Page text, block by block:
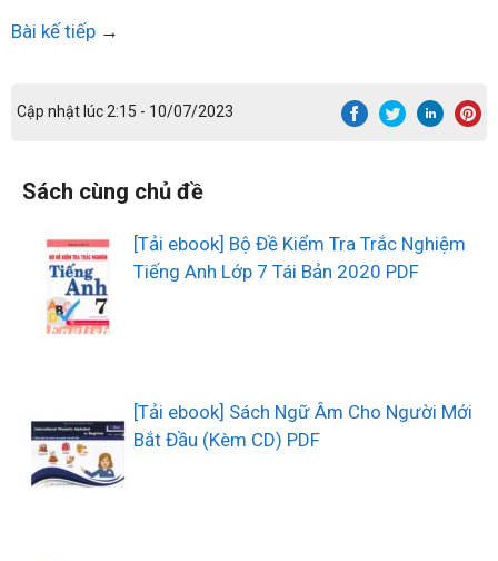
Bài kế tiếp →
Cập nhật lúc 2:15 - 10/07/2023
Sách cùng chủ đề
[Tải ebook] Bộ Đề Kiểm Tra Trắc Nghiệm
Tiếng Anh Lớp 7 Tái Bản 2020 PDF
[Tải ebook] Sách Ngữ Âm Cho Người Mới
Bắt Đầu (Kèm CD) PDF